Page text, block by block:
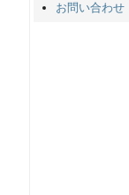
お問い合わせ